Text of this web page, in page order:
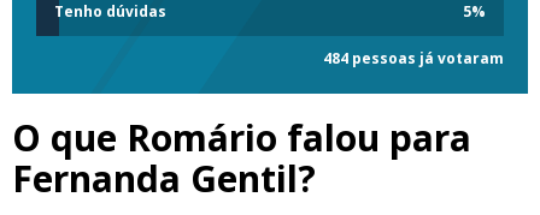
Tenho dúvidas 5%
484 pessoas já votaram
O que Romário falou para
Fernanda Gentil?